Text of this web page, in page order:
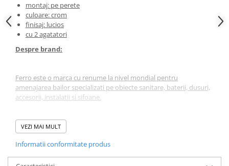
montaj: pe perete
culoare: crom
finisaj: lucios
cu 2 agatatori
Despre brand:
Ferro este o marca cu renume la nivel mondial pentru
amenajarea bailor specializati pe obiecte sanitare, baterii, dusuri,
accesorii, instalatii si sifoane.
Fotografia are un caracter informativ și poate conține accesorii
neincluse în pachetul standard; unele specificații ale produsului
pot fi modificate de către producător fără preaviz, sau pot
conține erori de operare.
VEZI MAI MULT
Informatii conformitate produs